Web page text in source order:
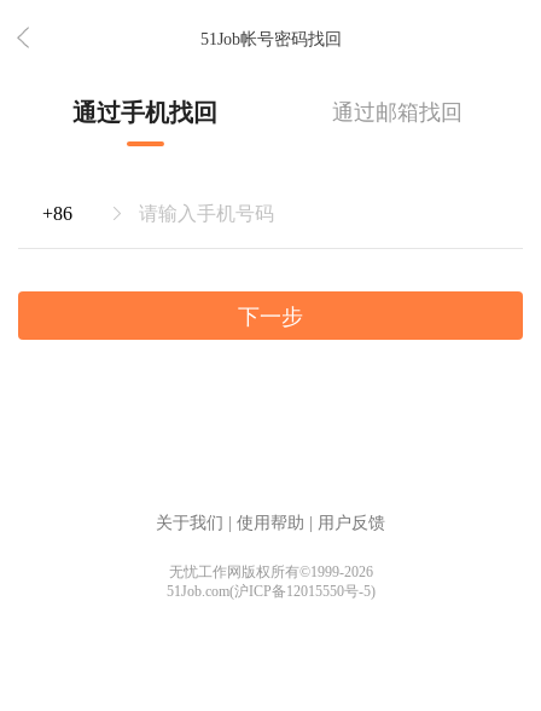
51Job帐号密码找回
通过手机找回 通过邮箱找回
下一步
关于我们 使用帮助 用户反馈
无忧工作网版权所有©1999-2026
51Job.com(沪ICP备12015550号-5)